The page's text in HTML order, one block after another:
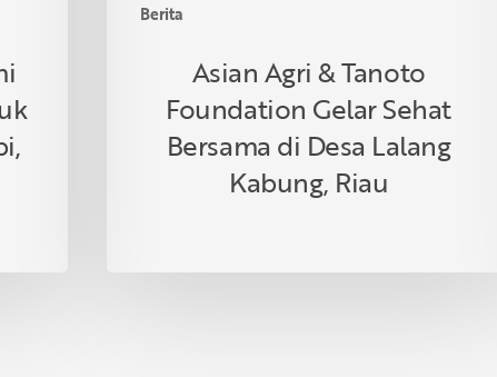
Berita
Kabung,
Asian Agri & Tanoto
Foundation Gelar Sehat
Bersama di Desa Lalang
Kabung, Riau